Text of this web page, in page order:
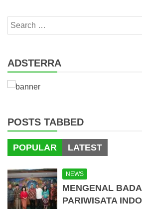
Search
for:
ADSTERRA
POSTS TABBED
POPULAR LATEST
NEWS
MENGENAL
PARIWISATA